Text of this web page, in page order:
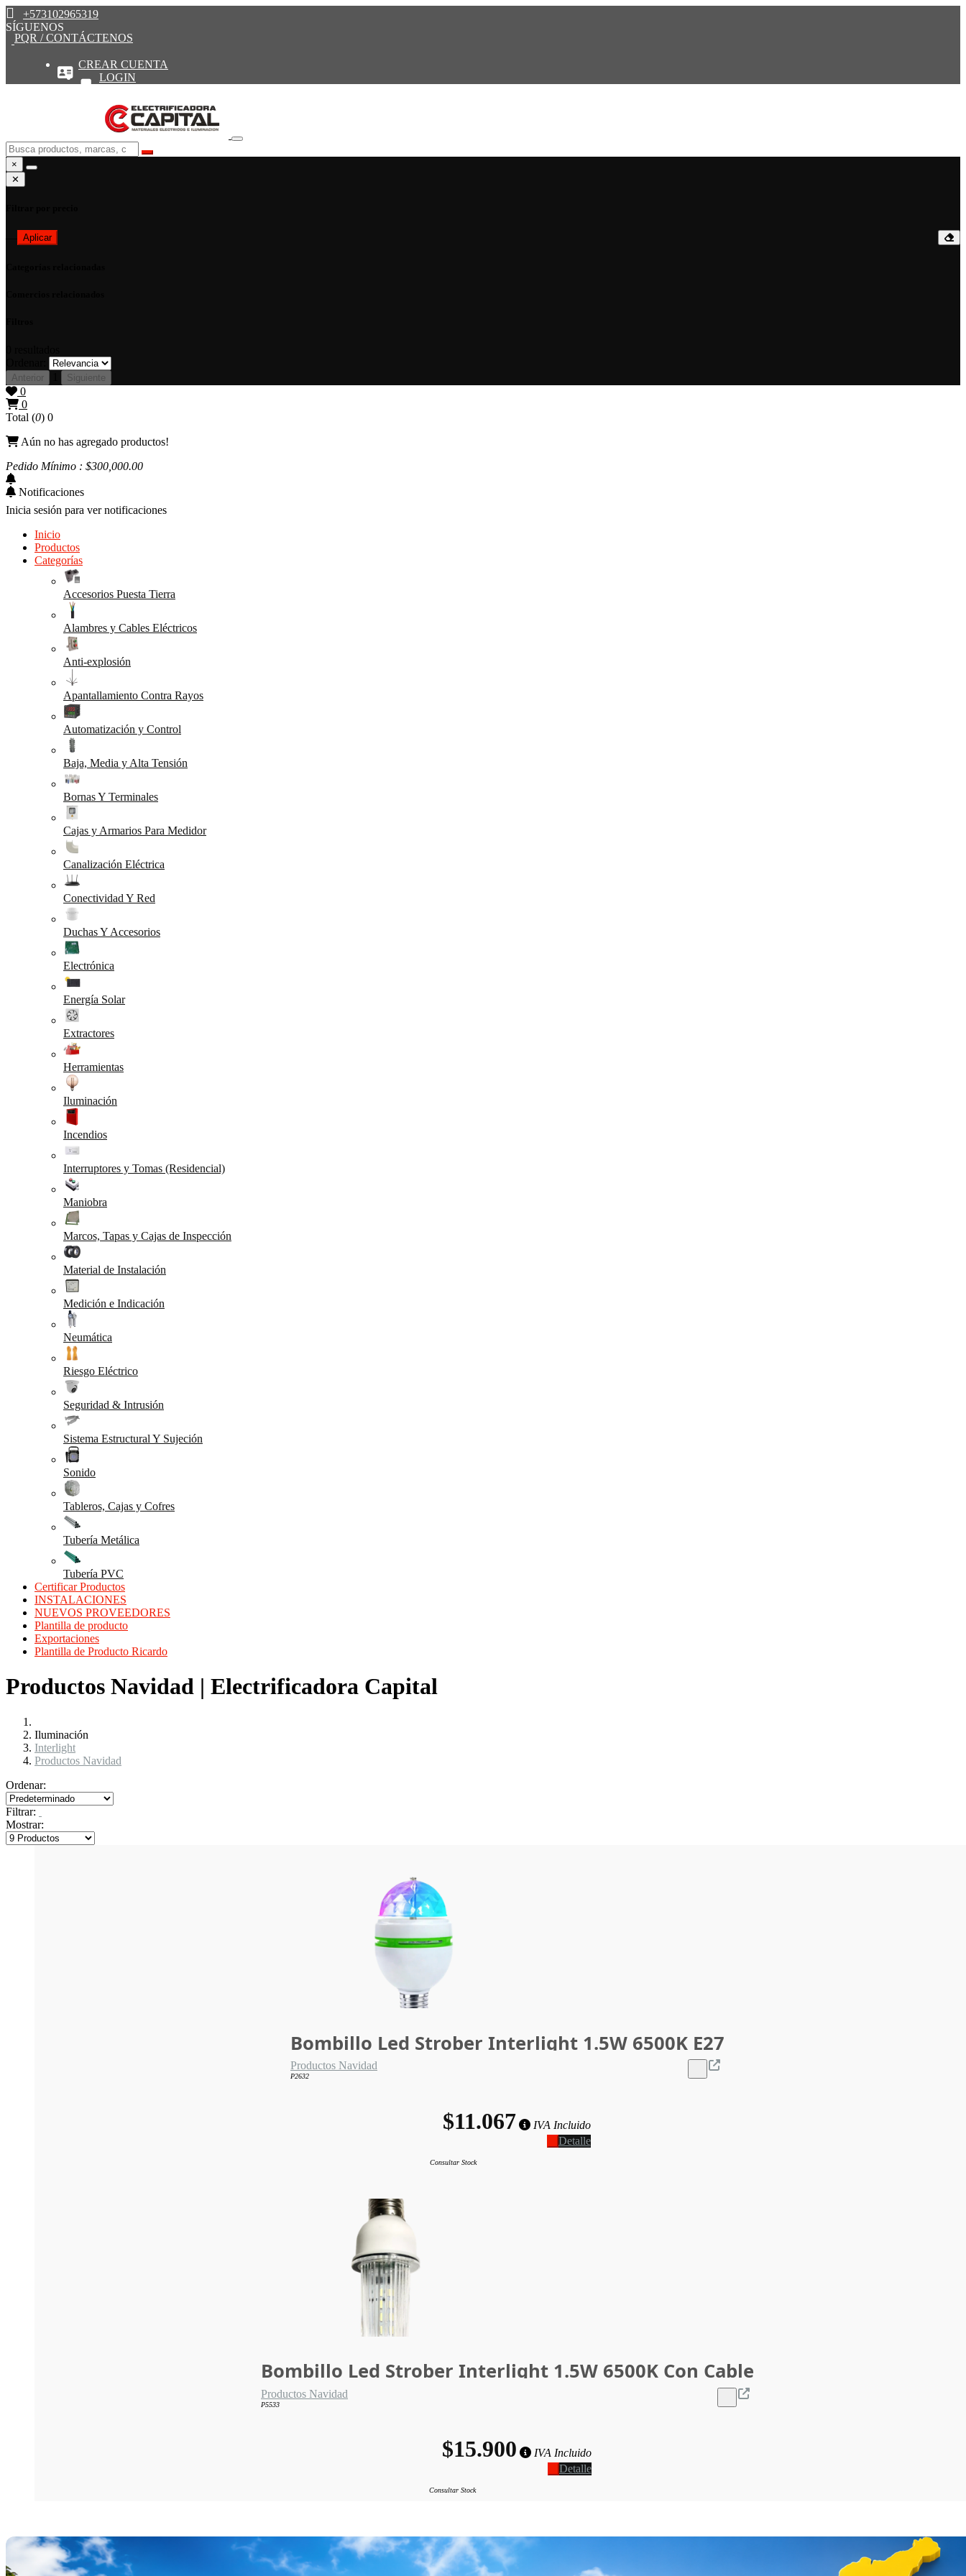
+573102965319
SÍGUENOS
PQR / CONTÁCTENOS
CREAR CUENTA
LOGIN
×
✕
Aplicar
Anterior Siguiente
0
0
Total (0) 0
Aún no has agregado productos!
Pedido Mínimo : $300,000.00
Notificaciones
Inicia sesión para ver notificaciones
Inicio
Productos
Categorías
Accesorios Puesta Tierra
Alambres y Cables Eléctricos
Anti-explosión
Apantallamiento Contra Rayos
Automatización y Control
Baja, Media y Alta Tensión
Bornas Y Terminales
Cajas y Armarios Para Medidor
Canalización Eléctrica
Conectividad Y Red
Duchas Y Accesorios
Electrónica
Energía Solar
Extractores
Herramientas
Iluminación
Incendios
Interruptores y Tomas (Residencial)
Maniobra
Marcos, Tapas y Cajas de Inspección
Material de Instalación
Medición e Indicación
Neumática
Riesgo Eléctrico
Seguridad & Intrusión
Sistema Estructural Y Sujeción
Sonido
Tableros, Cajas y Cofres
Tubería Metálica
Tubería PVC
Certificar Productos
INSTALACIONES
NUEVOS PROVEEDORES
Plantilla de producto
Exportaciones
Plantilla de Producto Ricardo
Productos Navidad | Electrificadora Capital
Iluminación
Interlight
Productos Navidad
Ordenar:
Filtrar:
Mostrar:
Bombillo Led Strober Interlight 1.5W 6500K E27
Productos Navidad
P2632
$11.067
IVA Incluido
Detalle
Consultar Stock
Bombillo Led Strober Interlight 1.5W 6500K Con Cable
Productos Navidad
P5533
$15.900
IVA Incluido
Detalle
Consultar Stock